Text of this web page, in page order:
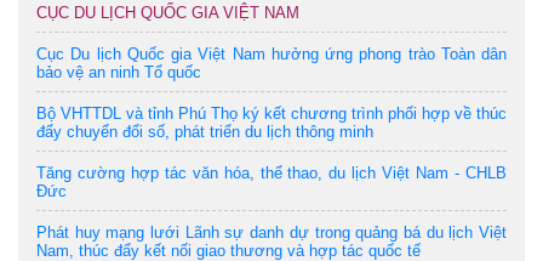
CỤC DU LỊCH QUỐC GIA VIỆT NAM
Cục Du lịch Quốc gia Việt Nam hưởng ứng phong trào Toàn dân
bảo vệ an ninh Tổ quốc
Bộ VHTTDL và tỉnh Phú Thọ ký kết chương trình phối hợp về thúc
đẩy chuyển đổi số, phát triển du lịch thông minh
Tăng cường hợp tác văn hóa, thể thao, du lịch Việt Nam - CHLB
Đức
Phát huy mạng lưới Lãnh sự danh dự trong quảng bá du lịch Việt
Nam, thúc đẩy kết nối giao thương và hợp tác quốc tế